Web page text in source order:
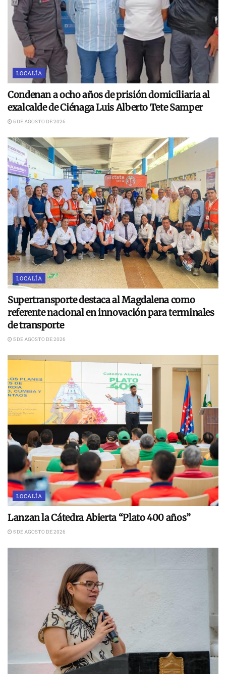
LOCALÍA
Condenan a ocho años de prisión domiciliaria al
exalcalde de Ciénaga Luis Alberto Tete Samper
5 DE AGOSTO DE 2026
LOCALÍA
Supertransporte destaca al Magdalena como
referente nacional en innovación para terminales
de transporte
5 DE AGOSTO DE 2026
LOCALÍA
Lanzan la Cátedra Abierta “Plato 400 años”
5 DE AGOSTO DE 2026